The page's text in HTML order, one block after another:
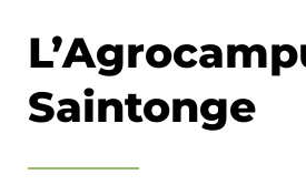
Saintonge